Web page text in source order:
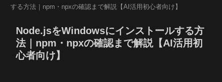
する方法｜npm・npxの確認まで解説【AI活用初心者向け】
Node.jsをWindowsにインストールする方
法｜npm・npxの確認まで解説【AI活用初
心者向け】